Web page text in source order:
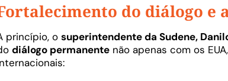
do diálogo e
princípio, o superintendente da Sudene,
diálogo permanente não apenas com os